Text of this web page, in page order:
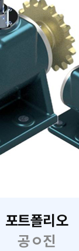
포트폴리오
공ㅇ진